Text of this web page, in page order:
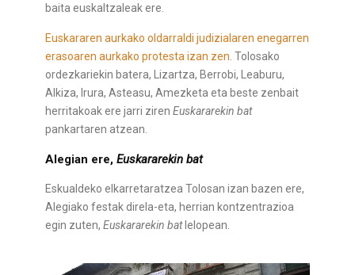
baita euskaltzaleak ere.
Euskararen aurkako oldarraldi judizialaren enegarren
erasoaren aurkako protesta izan zen . Tolosako
ordezkariekin batera, Lizartza, Berrobi, Leaburu,
Alkiza, Irura, Asteasu, Amezketa eta beste zenbait
herritakoak ere jarri zirenEuskararekin bat
pankartaren atzean.
Alegian ere,Euskararekin bat
Eskualdeko elkarretaratzea Tolosan izan bazen ere,
Alegiako festak direla-eta, herrian kontzentrazioa
egin zuten,Euskararekin batlelopean.